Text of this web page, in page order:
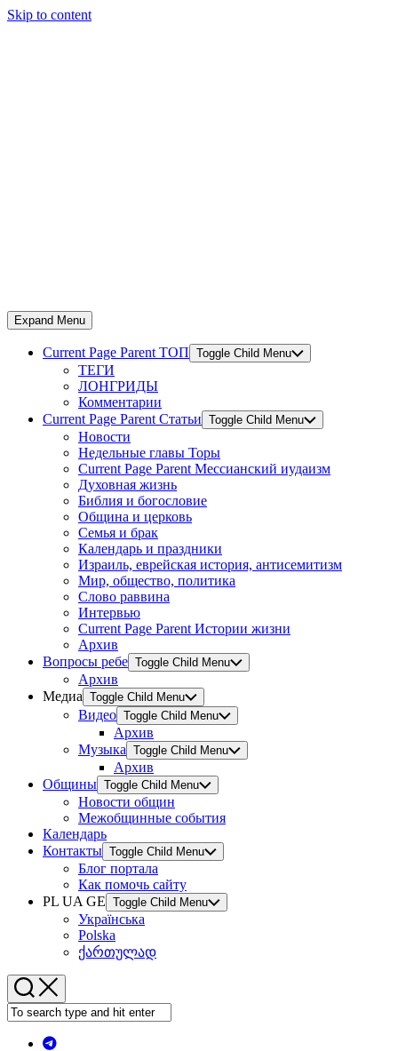
Skip to content
Expand Menu
Current Page Parent ТОП Toggle Child Menu
ТЕГИ
ЛОНГРИДЫ
Комментарии
Current Page Parent Статьи Toggle Child Menu
Новости
Недельные главы Торы
Current Page Parent Мессианский иудаизм
Духовная жизнь
Библия и богословие
Община и церковь
Семья и брак
Календарь и праздники
Израиль, еврейская история, антисемитизм
Мир, общество, политика
Слово раввина
Интервью
Current Page Parent Истории жизни
Архив
Вопросы ребе Toggle Child Menu
Архив
Медиа Toggle Child Menu
Видео Toggle Child Menu
Архив
Музыка Toggle Child Menu
Архив
Общины Toggle Child Menu
Новости общин
Межобщинные события
Календарь
Контакты Toggle Child Menu
Блог портала
Как помочь сайту
PL UA GE Toggle Child Menu
Українська
Polska
ქართულად